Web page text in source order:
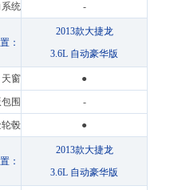
统 -
：
2013款大捷龙
3.6L 自动豪华版
天窗 ●
围 -
毂 ●
：
2013款大捷龙
3.6L 自动豪华版